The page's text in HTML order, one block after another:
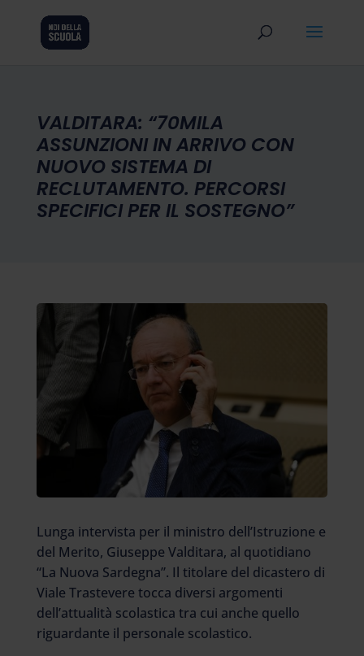
VALDITARA: “70MILA
ASSUNZIONI IN ARRIVO CON
NUOVO SISTEMA DI
RECLUTAMENTO. PERCORSI
SPECIFICI PER IL SOSTEGNO”
Lunga intervista per il ministro dell’Istruzione e
del Merito, Giuseppe Valditara, al quotidiano
“La Nuova Sardegna”. Il titolare del dicastero di
Viale Trastevere tocca diversi argomenti
dell’attualità scolastica tra cui anche quello
riguardante il personale scolastico.